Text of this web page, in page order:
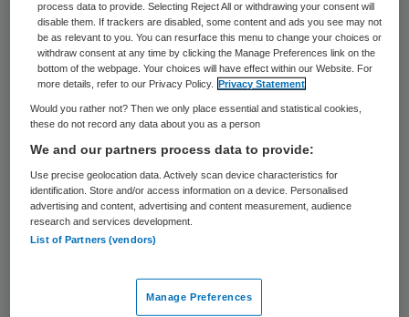
Rechters hebben zorgverzekeraars dit jaar
tot twee keer toe op de vingers getikt
omdat ze zorgaanbieders te lage tarieven
betalen, zo
meldden we
afgelopen week.
Zorgverzekeraars houden onvoldoende
rekening met de stijgende kosten waar
zorgaanbieders mee te maken hebben,
zoals personeelskosten die stijgen door
cao-afspraken, vinden de rechters. De
process data to provide. Selecting Reject All or withdrawing your consent will
disable them. If trackers are disabled, some content and ads you see may not
be as relevant to you. You can resurface this menu to change your choices or
withdraw consent at any time by clicking the Manage Preferences link on the
bottom of the webpage. Your choices will have effect within our Website. For
more details, refer to our Privacy Policy.
Privacy Statement
Would you rather not? Then we only place essential and statistical cookies,
these do not record any data about you as a person
We and our partners process data to provide:
Use precise geolocation data. Actively scan device characteristics for
identification. Store and/or access information on a device. Personalised
advertising and content, advertising and content measurement, audience
research and services development.
List of Partners (vendors)
Manage Preferences